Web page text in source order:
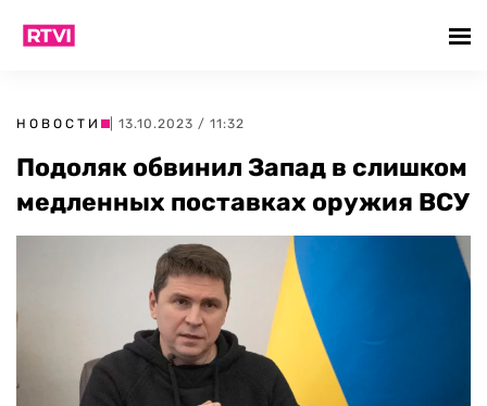
НОВОСТИ | 13.10.2023 / 11:32
Подоляк обвинил Запад в слишком
медленных поставках оружия ВСУ